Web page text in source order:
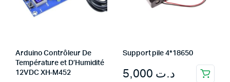
Arduino Contrôleur De
Température et D’Humidité
12VDC XH-M452
Support pile 4*18650
د.ت